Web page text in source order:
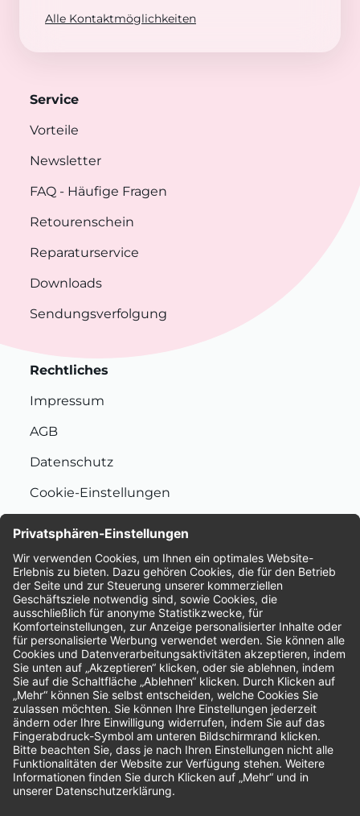
Alle Kontaktmöglichkeiten
Service
Vorteile
Newsletter
FAQ - Häufige Fragen
Retourenschein
Reparaturservice
Downloads
Sendungsverfolgung
Rechtliches
Impressum
AGB
Datenschutz
Cookie-Einstellungen
Bewertungen